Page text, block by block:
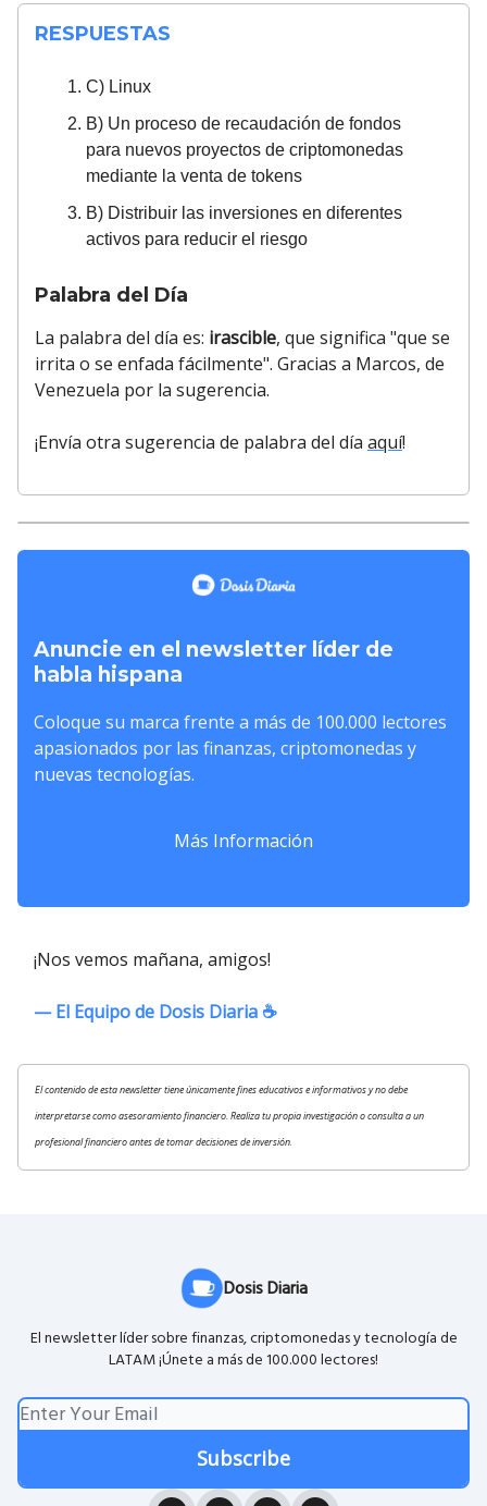
RESPUESTAS
C) Linux
B) Un proceso de recaudación de fondos
para nuevos proyectos de criptomonedas
mediante la venta de tokens
B) Distribuir las inversiones en diferentes
activos para reducir el riesgo
Palabra del Día
La palabra del día es: irascible, que significa "que se
irrita o se enfada fácilmente". Gracias a Marcos, de
Venezuela por la sugerencia.
¡Envía otra sugerencia de palabra del día aquí!
Anuncie en el newsletter líder de
habla hispana
Coloque su marca frente a más de 100.000 lectores
apasionados por las finanzas, criptomonedas y
nuevas tecnologías.
Más Información
¡Nos vemos mañana, amigos!
— El Equipo de Dosis Diaria ☕️
El contenido de esta newsletter tiene únicamente fines educativos e informativos y no debe
interpretarse como asesoramiento financiero. Realiza tu propia investigación o consulta a un
profesional financiero antes de tomar decisiones de inversión.
Dosis Diaria
El newsletter líder sobre finanzas, criptomonedas y tecnología de
LATAM ¡Únete a más de 100.000 lectores!